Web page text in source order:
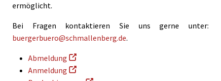
ermöglicht.
Bei Fragen kontaktieren Sie uns gerne unter:
buergerbuero@schmallenberg.de.
Abmeldung
Anmeldung